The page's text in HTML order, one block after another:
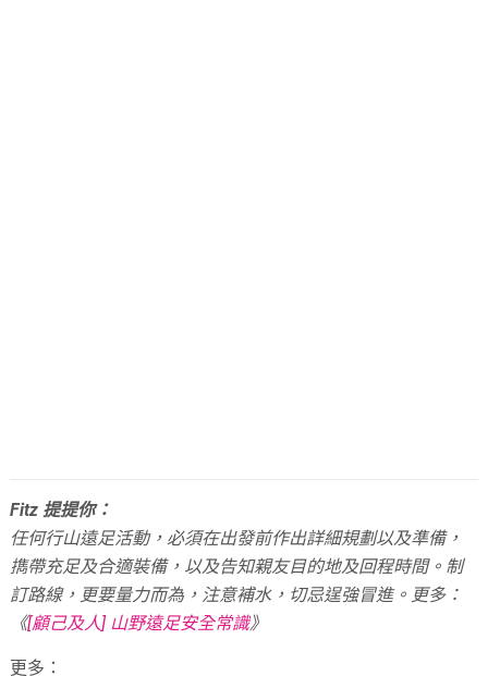
Fitz 提提你：
任何行山遠足活動，必須在出發前作出詳細規劃以及準備，
擕帶充足及合適裝備，以及告知親友目的地及回程時間。 制
訂路線，更要量力而為，注意補水，切忌逞強冒進。 更多：
《[顧己及人] 山野遠足安全常識》
更多：